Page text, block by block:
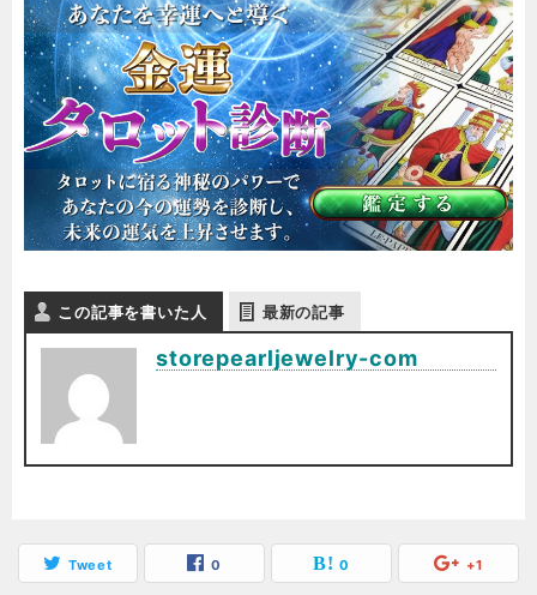
この記事を書いた人 最新の記事
storepearljewelry-com
Tweet 0 0 +1